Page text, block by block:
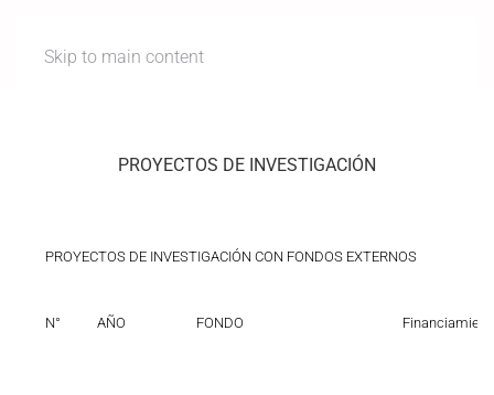
Skip to main content
PROYECTOS DE INVESTIGACIÓN
PROYECTOS DE INVESTIGACIÓN CON FONDOS EXTERNOS
N° AÑO FONDO